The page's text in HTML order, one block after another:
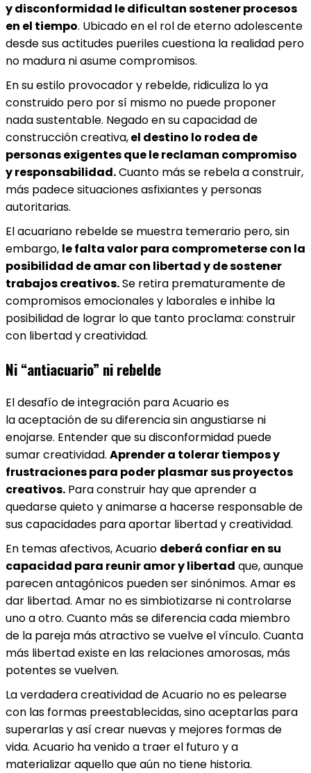
y disconformidad le dificultan sostener procesos
en el tiempo. Ubicado en el rol de eterno adolescente
desde sus actitudes pueriles cuestiona la realidad pero
no madura ni asume compromisos.
En su estilo provocador y rebelde, ridiculiza lo ya
construido pero por sí mismo no puede proponer
nada sustentable. Negado en su capacidad de
construcción creativa,el destino lo rodea de
personas exigentes que le reclaman compromiso
y responsabilidad.Cuanto más se rebela a construir,
más padece situaciones asfixiantes y personas
autoritarias.
El acuariano rebelde se muestra temerario pero, sin
embargo, le falta valor para comprometerse con la
posibilidad de amar con libertad y de sostener
trabajos creativos.Se retira prematuramente de
compromisos emocionales y laborales e inhibe la
posibilidad de lograr lo que tanto proclama: construir
con libertad y creatividad.
Ni “antiacuario” ni rebelde
El desafío de integración para Acuario es
la aceptación de su diferencia sin angustiarse ni
enojarse. Entender que su disconformidad puede
sumar creatividad. Aprender a tolerar tiempos y
frustraciones para poder plasmar sus proyectos
creativos. Para construir hay que aprender a
quedarse quieto y animarse a hacerse responsable de
sus capacidades para aportar libertad y creatividad.
En temas afectivos, Acuario deberá confiar en su
capacidad para reunir amor y libertad que, aunque
parecen antagónicos pueden ser sinónimos. Amar es
dar libertad. Amar no es simbiotizarse ni controlarse
uno a otro. Cuanto más se diferencia cada miembro
de la pareja más atractivo se vuelve el vínculo. Cuanta
más libertad existe en las relaciones amorosas, más
potentes se vuelven.
La verdadera creatividad de Acuario no es pelearse
con las formas preestablecidas, sino aceptarlas para
superarlas y así crear nuevas y mejores formas de
vida. Acuario ha venido a traer el futuro y a
materializar aquello que aún no tiene historia.